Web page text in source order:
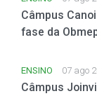
Câmpus
fase da
ENSINO 07 ago
Câmpus